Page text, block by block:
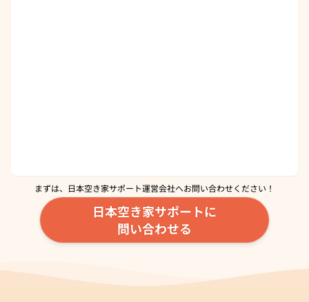
まずは、日本空き家サポート運営会社へお問い合わせください！
日本空き家サポートに
問い合わせる